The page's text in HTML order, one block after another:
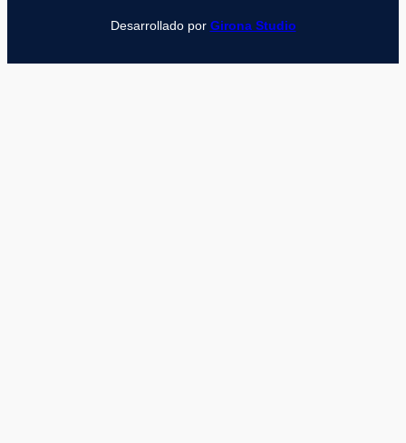
Desarrollado por Girona Studio